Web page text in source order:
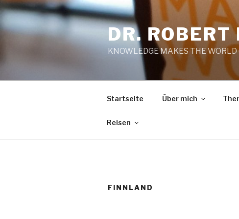
Zum
Inhalt
springen
DR. ROBERT
KNOWLEDGE MAKES THE WORLD
Startseite Über mich
Reisen
FINNLAND